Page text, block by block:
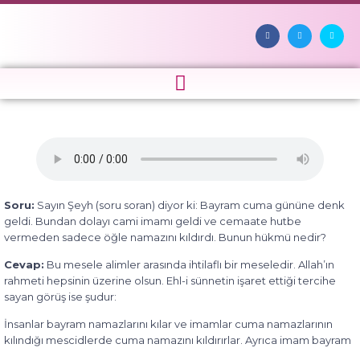
Soru: Sayın Şeyh (soru soran) diyor ki: Bayram cuma gününe denk
geldi. Bundan dolayı cami imamı geldi ve cemaate hutbe
vermeden sadece öğle namazını kıldırdı. Bunun hükmü nedir?
Cevap: Bu mesele alimler arasında ihtilaflı bir meseledir. Allah’ın
rahmeti hepsinin üzerine olsun. Ehl-i sünnetin işaret ettiği tercihe
sayan görüş ise şudur:
İnsanlar bayram namazlarını kılar ve imamlar cuma namazlarının
kılındığı mescidlerde cuma namazını kıldırırlar. Ayrıca imam bayram